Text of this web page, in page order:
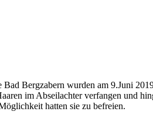
Bergzabern wurden am 9.Juni
im Abseilachter verfangen und
hatten sie zu befreien.